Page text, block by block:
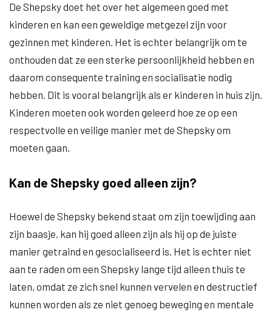
De Shepsky doet het over het algemeen goed met
kinderen en kan een geweldige metgezel zijn voor
gezinnen met kinderen. Het is echter belangrijk om te
onthouden dat ze een sterke persoonlijkheid hebben en
daarom consequente training en socialisatie nodig
hebben. Dit is vooral belangrijk als er kinderen in huis zijn.
Kinderen moeten ook worden geleerd hoe ze op een
respectvolle en veilige manier met de Shepsky om
moeten gaan.
Kan de Shepsky goed alleen zijn?
Hoewel de Shepsky bekend staat om zijn toewijding aan
zijn baasje, kan hij goed alleen zijn als hij op de juiste
manier getraind en gesocialiseerd is. Het is echter niet
aan te raden om een Shepsky lange tijd alleen thuis te
laten, omdat ze zich snel kunnen vervelen en destructief
kunnen worden als ze niet genoeg beweging en mentale